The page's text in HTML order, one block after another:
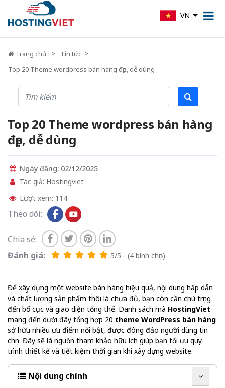
VN
Trang chủ
Tin tức
Top 20 Theme wordpress bán hàng đẹp, dễ dùng
Top 20 Theme wordpress bán hàng
đẹp, dễ dùng
Ngày đăng: 02/12/2025
Tác giả: Hostingviet
Lượt xem: 114
Theo dõi:
Chia sẻ:
Đánh giá:
5/5 - (4 bình chọn)
Để xây dựng một website bán hàng hiệu quả, nội dung hấp dẫn
và chất lượng sản phẩm thôi là chưa đủ, bạn còn cần chú trọng
đến bố cục và giao diện tổng thể. Danh sách mà HostingViet
mang đến dưới đây tổng hợp 20 theme WordPress bán hàng
sở hữu nhiều ưu điểm nổi bật, được đông đảo người dùng tin
chọn. Đây sẽ là nguồn tham khảo hữu ích giúp bạn tối ưu quy
trình thiết kế và tiết kiệm thời gian khi xây dựng website.
Nội dung chính